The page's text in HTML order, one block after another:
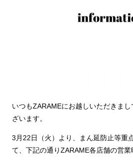
いつもZARAMEにお越しいただきま
ざいます。
3月22日（火）より、まん延防止等重
て、下記の通りZARAME各店舗の営業